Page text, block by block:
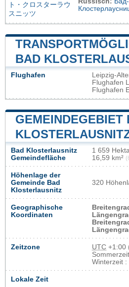
ト・クロスターラウ
スニッツ
BAD
Flughafen Leipzig-
Flughafen
Flughafen
GEMEINDEGEBIET
Bad Klosterlausnitz
Gemeindefläche
1 659
16,59 km²
Höhenlage der
Gemeinde Bad
Klosterlausnitz
320
Geographische
Koordinaten
Zeitzone UTC +1:00
Winterzeit :
Lokale Zeit